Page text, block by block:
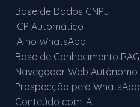
Base de Dados CNPJ
ICP Automático
IA no WhatsApp
Base de Conhecimento RAG
Navegador Web Autônomo
Prospecção pelo WhatsApp
Conteúdo com IA